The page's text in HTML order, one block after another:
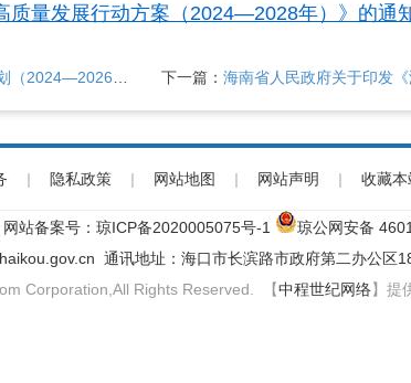
质量发展行动方案（2024—2028年）》的通
2024—2026年） 下一篇： 海南省人民政府关于印发
| 隐私政策 | 网站地图 | 网站声明 | 收藏本
站备案号： 琼ICP备2020005075号-1
琼公网安备
通讯地址：海口市长滨路市政府第二办公区
Corporation,All Rights Reserved. 【中程世纪网络】提